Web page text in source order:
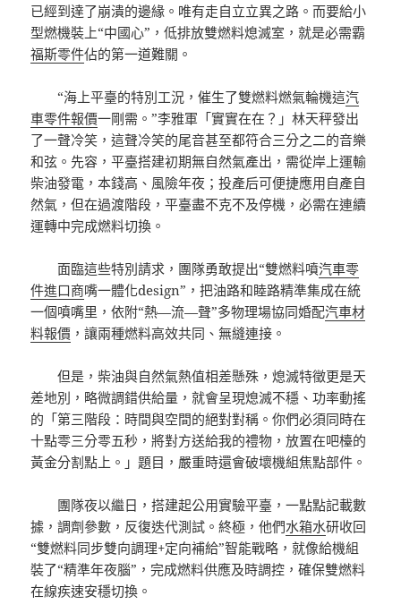
已經到達了崩潰的邊緣。唯有走自立立異之路。而要給小
型燃機裝上“中國心”，低排放雙燃料熄滅室，就是必需霸
福斯零件佔的第一道難關。
“海上平臺的特別工況，催生了雙燃料燃氣輪機這汽
車零件報價一剛需。”李雅軍「實實在在？」林天秤發出
了一聲冷笑，這聲冷笑的尾音甚至都符合三分之二的音樂
和弦。先容，平臺搭建初期無自然氣產出，需從岸上運輸
柴油發電，本錢高、風險年夜；投產后可便捷應用自產自
然氣，但在過渡階段，平臺盡不克不及停機，必需在連續
運轉中完成燃料切換。
面臨這些特別請求，團隊勇敢提出“雙燃料噴汽車零
件進口商嘴一體化design”，把油路和睦路精準集成在統
一個噴嘴里，依附“熱—流—聲”多物理場協同婚配汽車材
料報價 ，讓兩種燃料高效共同、無縫連接。
但是，柴油與自然氣熱值相差懸殊，熄滅特徵更是天
差地別，略微調錯供給量，就會呈現熄滅不穩、功率動搖
的「第三階段：時間與空間的絕對對稱。你們必須同時在
十點零三分零五秒，將對方送給我的禮物，放置在吧檯的
黃金分割點上。」題目，嚴重時還會破壞機組焦點部件。
團隊夜以繼日，搭建起公用實驗平臺，一點點記載數
據，調劑參數，反復迭代測試。終極，他們水箱水研收回
“雙燃料同步雙向調理+定向補給”智能戰略，就像給機組
裝了“精準年夜腦”，完成燃料供應及時調控，確保雙燃料
在線疾速安穩切換。